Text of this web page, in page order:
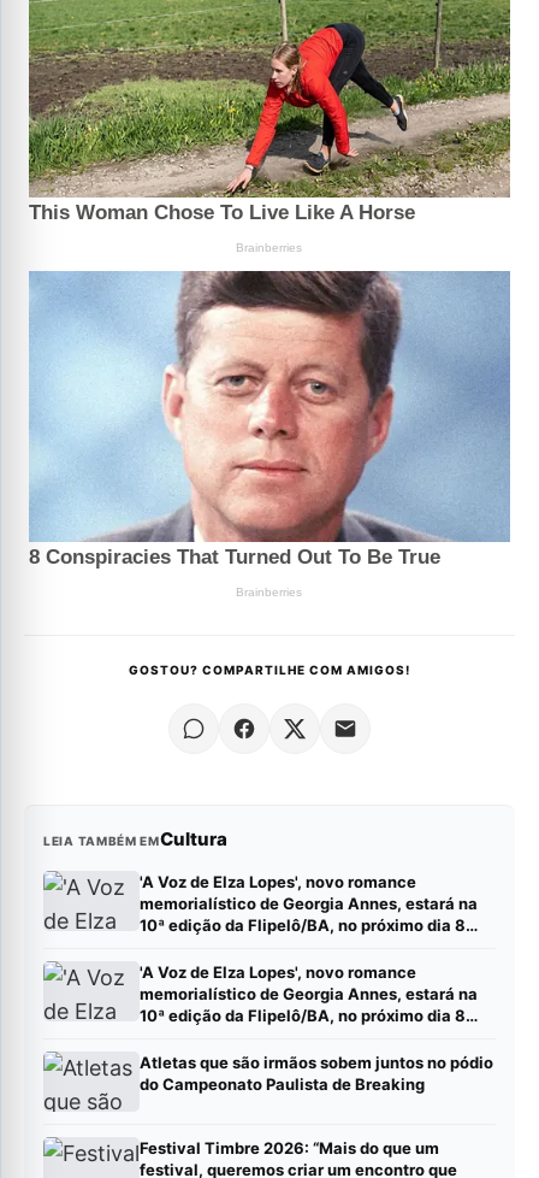
GOSTOU? COMPARTILHE COM AMIGOS!
LEIA TAMBÉM EMCultura
'A Voz de Elza Lopes', novo romance
memorialístico de Georgia Annes, estará na
10ª edição da Flipelô/BA, no próximo dia 8
'A Voz de Elza Lopes', novo romance
memorialístico de Georgia Annes, estará na
10ª edição da Flipelô/BA, no próximo dia 8
Atletas que são irmãos sobem juntos no pódio
do Campeonato Paulista de Breaking
Festival Timbre 2026: “Mais do que um
festival, queremos criar um encontro que